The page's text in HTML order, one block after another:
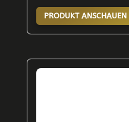
PRODUKT ANSCHAUEN